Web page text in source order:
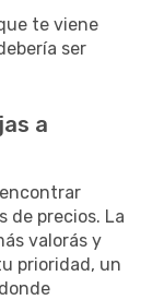
te viene
ser
a
de precios. La
valorás y
prioridad, un